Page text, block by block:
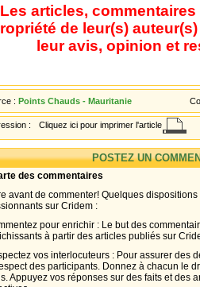
Les articles,
de leur(s)
leur avis, opinion et
: Points Chauds - Mauritanie
: Cliquez ici pour imprimer l'article
POSTEZ UN
des commentaires
avant de commenter! Quelques
sur Cridem :
pour enrichir : Le but des
à partir des articles publiés sur
vos interlocuteurs : Pour assurer des
des participants. Donnez à chacun le
Appuyez vos réponses sur des faits et des